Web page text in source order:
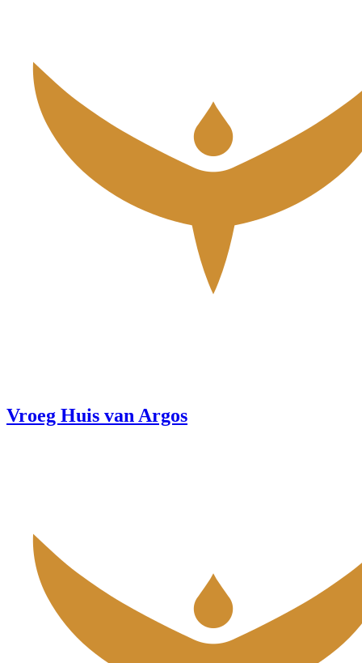
Vroeg Huis van Argos